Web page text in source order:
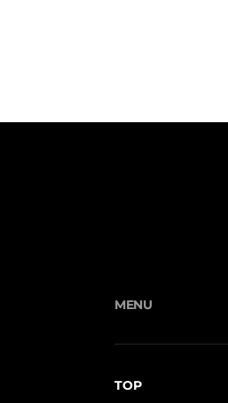
MENU
TOP